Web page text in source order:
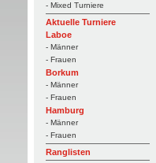
- Mixed Turniere
Aktuelle Turniere
Laboe
- Männer
- Frauen
Borkum
- Männer
- Frauen
Hamburg
- Männer
- Frauen
Ranglisten